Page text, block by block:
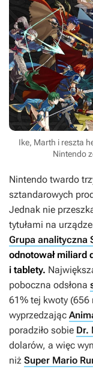
Ike, Marth i reszta
Nintendo
Nintendo twardo
sztandarowych
Jednak nie
tytułami na
Grupa analityczna
odnotował miliard
i tablety.
poboczna odsłona
61% tej kwoty
wyprzedzając
poradziło sobie Dr.
dolarów, a więc
niż Super Mario